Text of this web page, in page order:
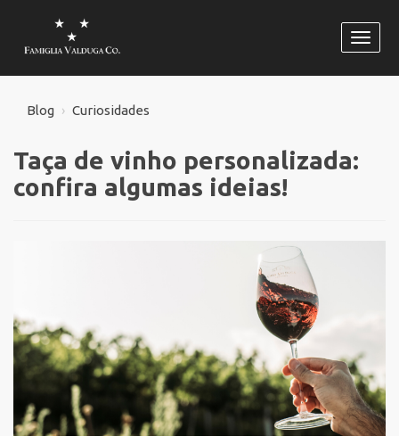
Blog Curiosidades
Taça de vinho personalizada:
confira algumas ideias!